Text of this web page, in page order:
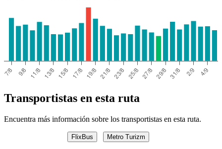
Transportistas en esta ruta
Encuentra más información sobre los transportistas en esta ruta.
FlixBus Metro Turizm